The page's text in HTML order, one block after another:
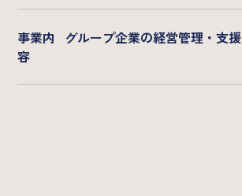
事業内
容
グループ企業の経営管理・支援